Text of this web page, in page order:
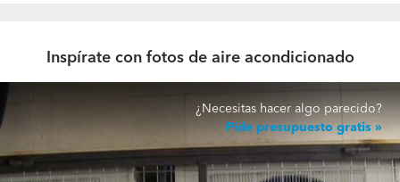
Inspírate con fotos de aire acondicionado
¿Necesitas hacer algo parecido?
Pide presupuesto gratis